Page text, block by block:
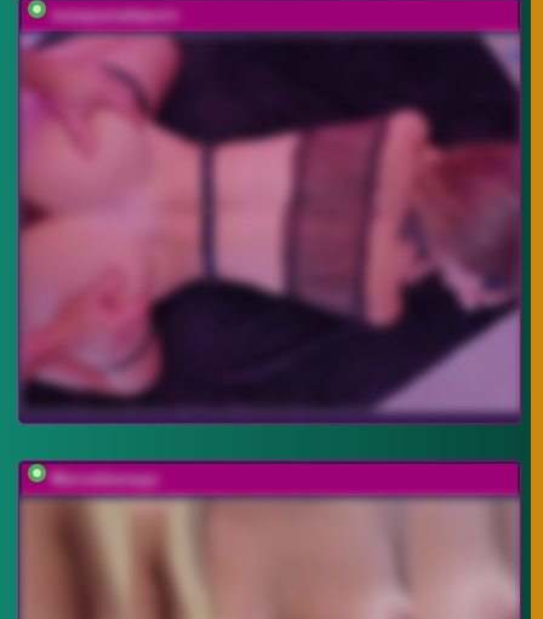
masqueradeporn
Mercedesnaya